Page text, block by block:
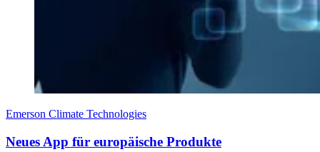
Emerson Climate Technologies
Neues App für europäische Produkte